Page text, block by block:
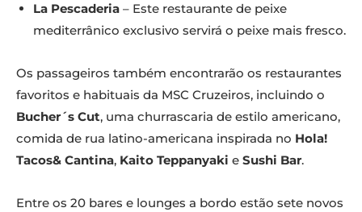
La Pescaderia – Este restaurante de peixe
mediterrânico exclusivo servirá o peixe mais fresco.
Os passageiros também encontrarão os restaurantes
favoritos e habituais da MSC Cruzeiros, incluindo o
Bucher´s Cut, uma churrascaria de estilo americano,
comida de rua latino-americana inspirada no Hola!
Tacos& Cantina, Kaito Teppanyaki e Sushi Bar.
Entre os 20 bares e lounges a bordo estão sete novos